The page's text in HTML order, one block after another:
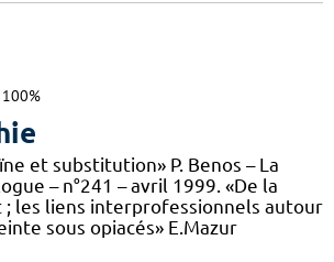
100%
et substitution» P. Benos – La
– n°241 – avril 1999. «De la
; les liens interprofessionnels autour
sous opiacés» E.Mazur